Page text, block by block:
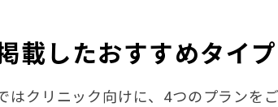
載したおすすめタイ
はクリニック向けに、4つのプランをご